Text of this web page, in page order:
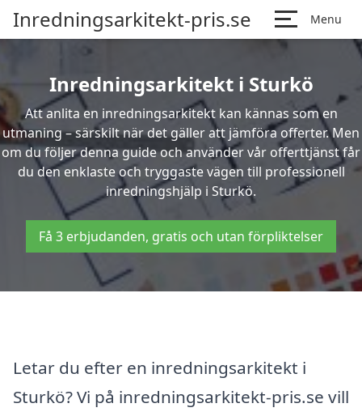
Inredningsarkitekt-pris.se Menu
Inredningsarkitekt i Sturkö
Att anlita en inredningsarkitekt kan kännas som en
utmaning – särskilt när det gäller att jämföra offerter. Men
om du följer denna guide och använder vår offerttjänst får
du den enklaste och tryggaste vägen till professionell
inredningshjälp i Sturkö.
Få 3 erbjudanden, gratis och utan förpliktelser
Letar du efter en inredningsarkitekt i
Sturkö? Vi på inredningsarkitekt-pris.se vill